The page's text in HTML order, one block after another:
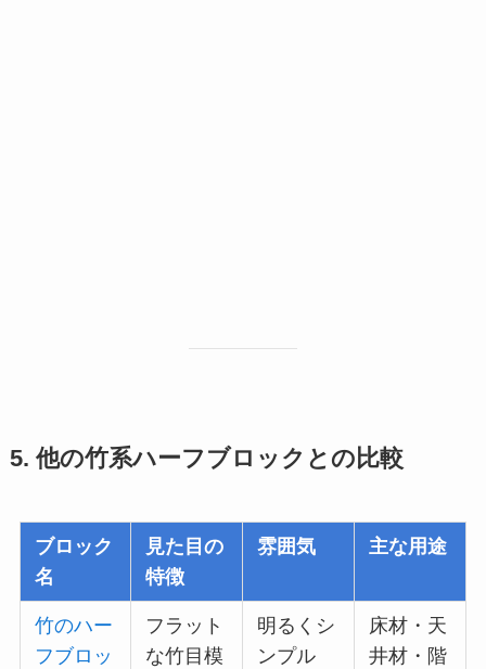
5. 他の竹系ハーフブロックとの比較
ブロック
名
見た目の
特徴
雰囲気 主な用途
竹のハー
フブロッ
フラット
な竹目模
明るくシ
ンプル
床材・天
井材・階